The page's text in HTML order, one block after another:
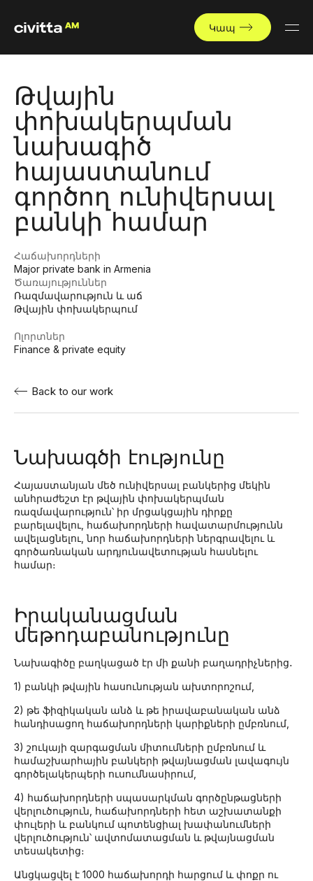
Կապ
Թվային
փոխակերպման
նախագիծ
հայաստանում
գործող ունիվերսալ
բանկի համար
Հաճախորդների
Major private bank in Armenia
Ծառայություններ
Ռազմավարություն և աճ
Թվային փոխակերպում
Ոլորտներ
Finance & private equity
Back to our work
Նախագծի էությունը
Հայաստանյան մեծ ունիվերսալ բանկերից մեկին
անհրաժեշտ էր թվային փոխակերպման
ռազմավարություն՝ իր մրցակցային դիրքը
բարելավելու, հաճախորդների հավատարմությունն
ավելացնելու, նոր հաճախորդների ներգրավելու և
գործառնական արդյունավետության հասնելու
համար։
Իրականացման
մեթոդաբանությունը
Նախագիծը բաղկացած էր մի քանի բաղադրիչներից․
1) բանկի թվային հասունության ախտորոշում,
2) թե ֆիզիկական անձ և թե իրավաբանական անձ
հանդիսացող հաճախորդների կարիքների ըմբռնում,
3) շուկայի զարգացման միտումների ըմբռնում և
համաշխարհային բանկերի թվայնացման լավագույն
գործելակերպերի ուսումնասիրում,
4) հաճախորդների սպասարկման գործընթացների
վերլուծություն, հաճախորդների հետ աշխատանքի
փուլերի և բանկում պոտենցիալ խափանումների
վերլուծություն՝ ավտոմատացման և թվայնացման
տեսակետից։
Անցկացվել է 1000 հաճախորդի հարցում և փոքր ու